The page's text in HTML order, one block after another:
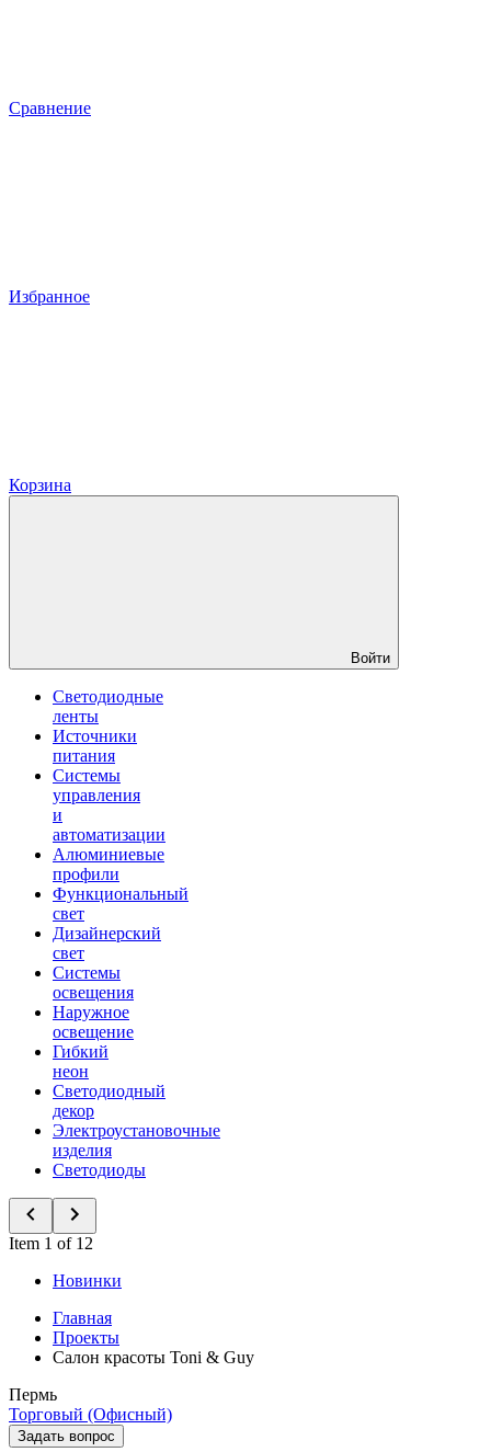
Сравнение
Избранное
Корзина
Войти
Светодиодные
ленты
Источники
питания
Системы
управления
и
автоматизации
Алюминиевые
профили
Функциональный
свет
Дизайнерский
свет
Системы
освещения
Наружное
освещение
Гибкий
неон
Светодиодный
декор
Электроустановочные
изделия
Светодиоды
Item 1 of 12
Новинки
Главная
Проекты
Салон красоты Toni & Guy
Пермь
Торговый (Офисный)
Задать вопрос